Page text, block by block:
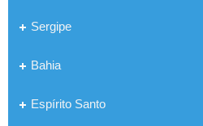
Sergipe
Bahia
Espírito Santo